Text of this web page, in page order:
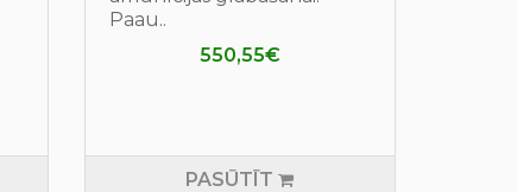
Paau..
550,55€
PASŪTĪT